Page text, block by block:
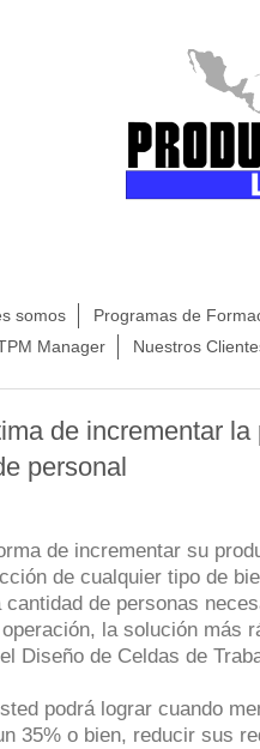
somos Programas de
Manager
Nuestros
de incrementar
personal
de incrementar su
de cualquier tipo de
de personas
la solución más
Diseño de Celdas de
podrá lograr cuando
35% o bien, reducir sus